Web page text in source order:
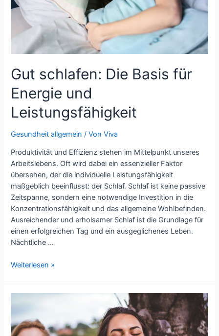
Gut schlafen: Die Basis für
Energie und
Leistungsfähigkeit
Gesundheit allgemein / VonViva
Produktivität und Effizienz stehen im Mittelpunkt unseres
Arbeitslebens. Oft wird dabei ein essenzieller Faktor
übersehen, der die individuelle Leistungsfähigkeit
maßgeblich beeinflusst: der Schlaf. Schlaf ist keine passive
Zeitspanne, sondern eine notwendige Investition in die
Konzentrationsfähigkeit und das allgemeine Wohlbefinden.
Ausreichender und erholsamer Schlaf ist die Grundlage für
einen erfolgreichen Tag und ein ausgeglichenes Leben.
Nächtliche …
Gut
Energie
und
Weiterlesen »